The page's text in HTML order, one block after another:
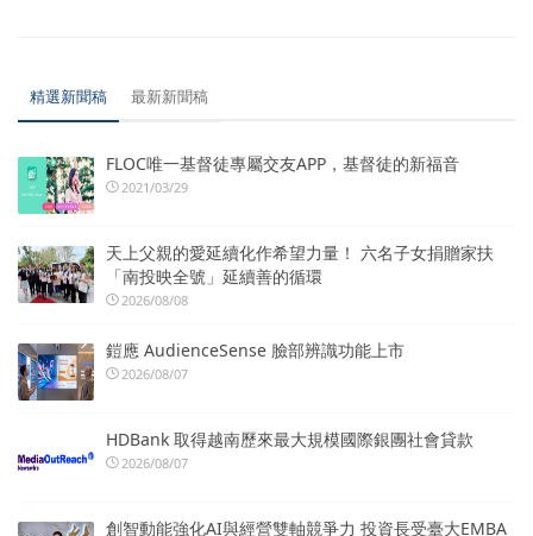
精選新聞稿 最新新聞稿
FLOC唯一基督徒專屬交友APP，基督徒的新福音
2021/03/29
天上父親的愛延續化作希望力量！ 六名子女捐贈家扶
「南投映全號」延續善的循環
2026/08/08
鎧應 AudienceSense 臉部辨識功能上市
2026/08/07
HDBank 取得越南歷來最大規模國際銀團社會貸款
2026/08/07
創智動能強化AI與經營雙軸競爭力 投資長受臺大EMBA